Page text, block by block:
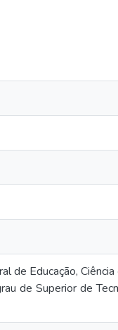
de Educação, Ciência
de Superior de